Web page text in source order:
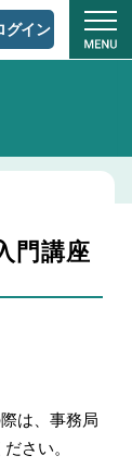
グイン
門講座
は、事務局
さい。